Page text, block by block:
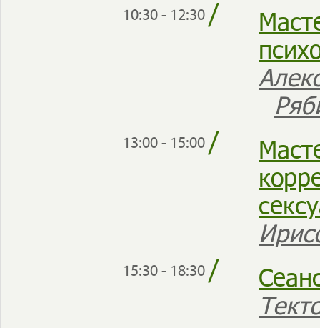
10:30 - 12:30/
13:00 - 15:00/
15:30 - 18:30/